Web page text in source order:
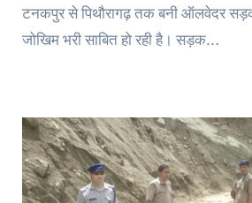
टनकपुर से पिथौरागढ़ तक बनी ऑलवेदर सड़क अब यात्रियों के लिए
जोखिम भरी साबित हो रही है। सड़क…